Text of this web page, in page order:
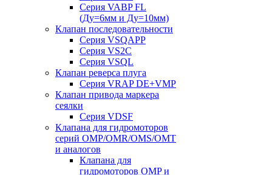
Серия VABP FL
(Ду=6мм и Ду=10мм)
Клапан последовательности
Серия VSQAPP
Серия VS2C
Серия VSQL
Клапан реверса плуга
Серия VRAP DE+VMP
Клапан привода маркера
сеялки
Серия VDSF
Клапана для гидромоторов
серий OMP/OMR/OMS/OMT
и аналогов
Клапана для
гидромоторов OMP и